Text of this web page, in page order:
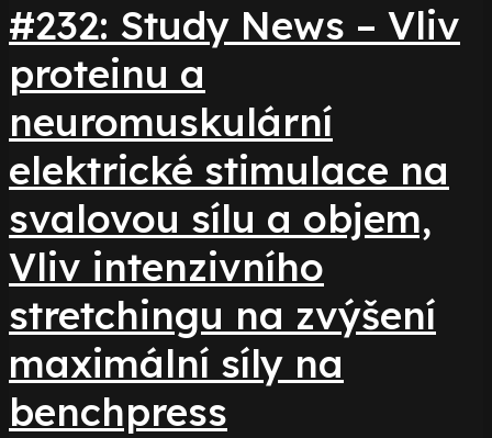
#232: Study News – Vliv
proteinu a
neuromuskulární
elektrické stimulace na
svalovou sílu a objem,
Vliv intenzivního
stretchingu na zvýšení
maximální síly na
benchpress